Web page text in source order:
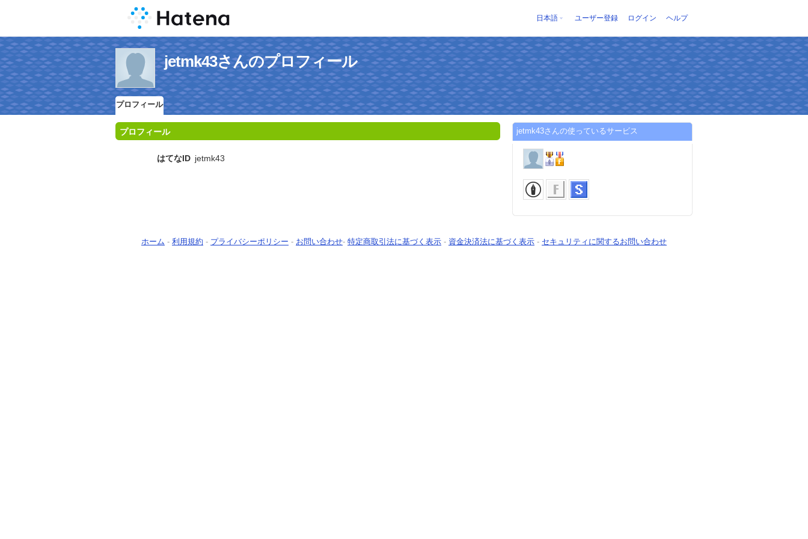
日本語 ユーザー登録 ログイン ヘルプ
jetmk43さんのプロフィール
プロフィール
プロフィール
はてなID jetmk43
jetmk43さんの使っているサービス
ホーム - 利用規約 - プライバシーポリシー - お問い合わせ- 特定商取引法に基づく表示 - 資金決済法に基づく表示 - セキュリティに関するお問い合わせ